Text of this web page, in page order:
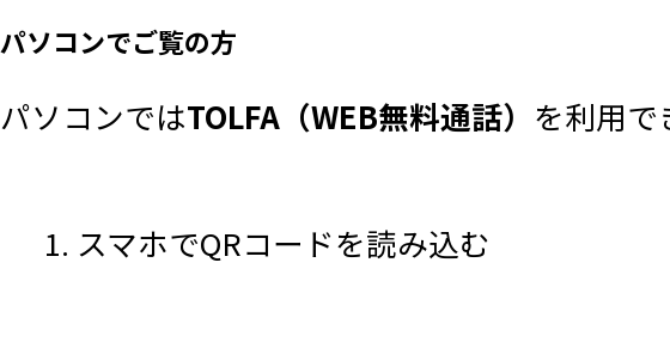
パソコンでご覧の方
パソコンではTOLFA（WEB無料通話） を利用で
スマホでQRコードを読み込む